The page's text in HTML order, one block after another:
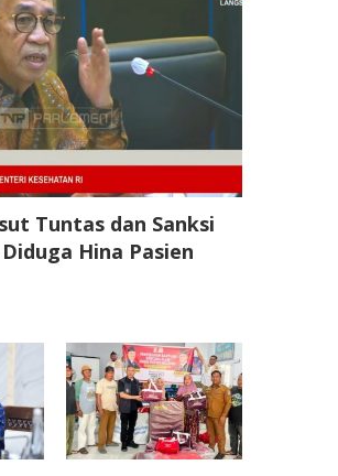
Tuntas dan Sanksi
Hina Pasien